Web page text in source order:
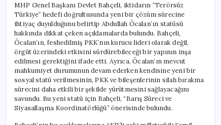
Konusunda
Eleştiriler:
“Devlet
Zaten
Her
Sağladı”
için
MHP Genel Başkanı Devlet Bahçeli, iktidarın “Terörsüz
Türkiye” hedefi doğrultusunda yeni bir çözüm sürecine
ihtiyaç duyulduğunu belirtip Abdullah Öcalan’ın statüsü
hakkında dikkat çeken açıklamalarda bulundu. Bahçeli,
Öcalan’ın, feshedilmiş PKK’nın kurucu lideri olarak değil,
örgüt üzerindeki etkisini sürdürebileceği bir yapının inşa
edilmesi gerektiğini ifade etti. Ayrıca, Öcalan’ın mevcut
mahkumiyet durumunun devam ederken kendisine yeni bir
sosyal statü verilmesinin, PKK ve bileşenlerinin silah bırakma
sürecini daha etkili bir şekilde yürütmesini sağlayacağını
savundu. Bu yeni statü için Bahçeli, “Barış Süreci ve
Siyasallaşma Koordinatörlüğü” önerisinde bulundu.